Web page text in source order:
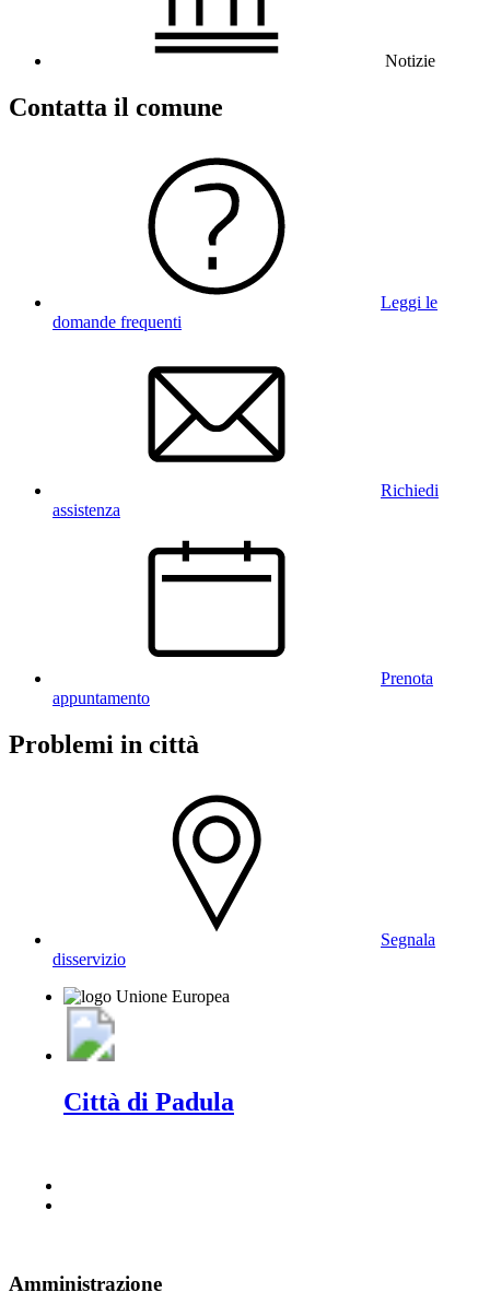
Notizie
Contatta il comune
Leggi le
domande frequenti
Richiedi
assistenza
Prenota
appuntamento
Problemi in città
Segnala
disservizio
Città di Padula
Amministrazione